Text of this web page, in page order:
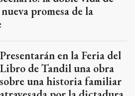
Libro de Tandil una obra
sobre una historia familiar
atravesada por la dictadura